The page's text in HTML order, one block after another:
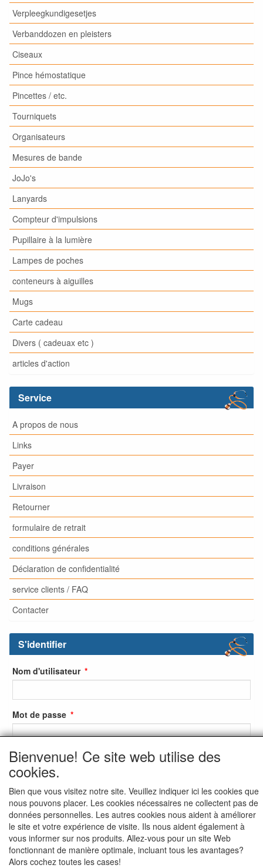
Verpleegkundigesetjes
Verbanddozen en pleisters
Ciseaux
Pince hémostatique
Pincettes / etc.
Tourniquets
Organisateurs
Mesures de bande
JoJo's
Lanyards
Compteur d'impulsions
Pupillaire à la lumière
Lampes de poches
conteneurs à aiguilles
Mugs
Carte cadeau
Divers ( cadeuax etc )
articles d'action
Service
A propos de nous
Links
Payer
Livraison
Retourner
formulaire de retrait
conditions générales
Déclaration de confidentialité
service clients / FAQ
Contacter
S'identifier
Nom d'utilisateur
Mot de passe
S'inscrire
Mot de passe oublié ?
Bienvenue! Ce site web utilise des
cookies.
Bien que vous visitez notre site. Veuillez indiquer ici les cookies que
nous pouvons placer. Les cookies nécessaires ne collectent pas de
données personnelles. Les autres cookies nous aident à améliorer
le site et votre expérience de visite. Ils nous aident également à
vous informer sur nos produits. Allez-vous pour un site Web
fonctionnant de manière optimale, incluant tous les avantages?
Alors cochez toutes les cases!